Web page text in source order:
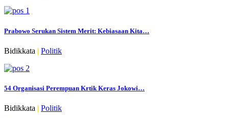
Prabowo Serukan Sistem Merit: Kebiasaan Kita…
Bidikkata | Politik
54 Organisasi Perempuan Krtik Keras Jokowi…
Bidikkata | Politik